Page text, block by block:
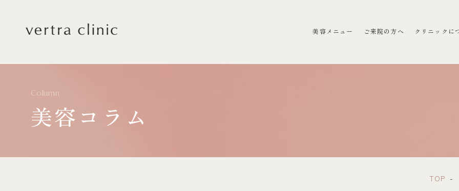
vertra clinic（ヴェルトラクリニック） 美容メニュー ご来院の方へ クリニックに
Column
美容コラム
TOP